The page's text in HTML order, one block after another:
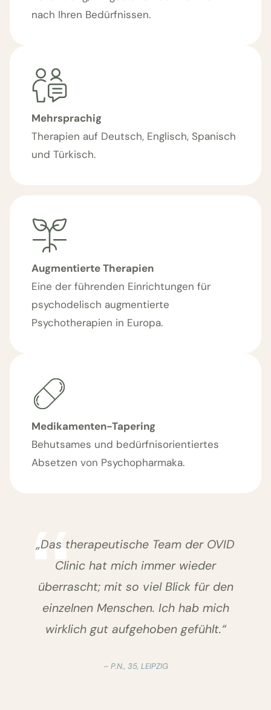
nach Ihren Bedürfnissen.
Mehrsprachig
Therapien auf Deutsch, Englisch, Spanisch
und Türkisch.
Augmentierte Therapien
Eine der führenden Einrichtungen für
psychodelisch augmentierte
Psychotherapien in Europa.
Medikamenten-Tapering
Behutsames und bedürfnisorientiertes
Absetzen von Psychopharmaka.
„Das therapeutische Team der OVID
Clinic hat mich immer wieder
überrascht; mit so viel Blick für den
einzelnen Menschen. Ich hab mich
wirklich gut aufgehoben gefühlt.“
– P.N., 35, LEIPZIG